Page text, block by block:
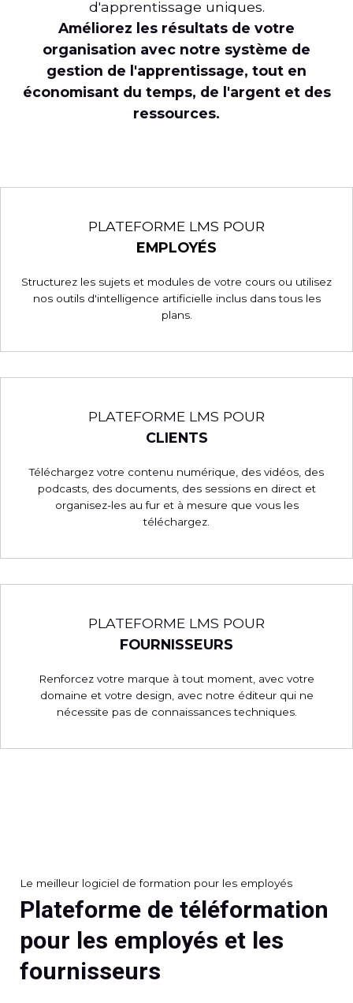
d'apprentissage uniques.
Améliorez les résultats de votre
organisation avec notre système de
gestion de l'apprentissage, tout en
économisant du temps, de l'argent et des
ressources.
PLATEFORME LMS POUR
EMPLOYÉS
Structurez les sujets et modules de votre cours ou utilisez
nos outils d'intelligence artificielle inclus dans tous les
plans.
PLATEFORME LMS POUR
CLIENTS
Téléchargez votre contenu numérique, des vidéos, des
podcasts, des documents, des sessions en direct et
organisez-les au fur et à mesure que vous les
téléchargez.
PLATEFORME LMS POUR
FOURNISSEURS
Renforcez votre marque à tout moment, avec votre
domaine et votre design, avec notre éditeur qui ne
nécessite pas de connaissances techniques.
Le meilleur logiciel de formation pour les employés
Plateforme de téléformation
pour les employés et les
fournisseurs